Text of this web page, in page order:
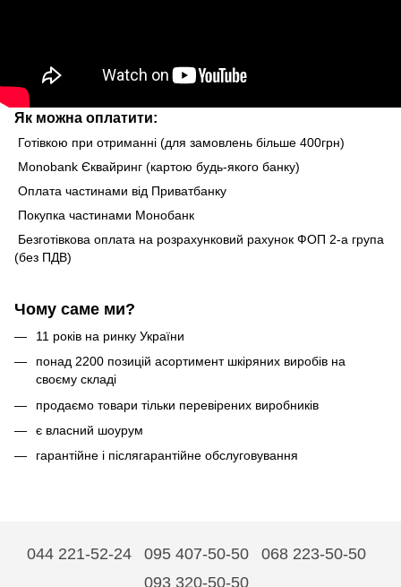
Як можна оплатити:
Готівкою при отриманні (для замовлень більше 400грн)
Monobank Єквайринг (картою будь-якого банку)
Оплата частинами від Приватбанку
Покупка частинами Монобанк
Безготівкова оплата на розрахунковий рахунок ФОП 2-а група
(без ПДВ)
Чому саме ми?
11 років на ринку України
понад 2200 позицій асортимент шкіряних виробів на
своєму складі
продаємо товари тільки перевірених виробників
є власний шоурум
гарантійне і післягарантійне обслуговування
044 221-52-24 095 407-50-50
068 223-50-50
093 320-50-50